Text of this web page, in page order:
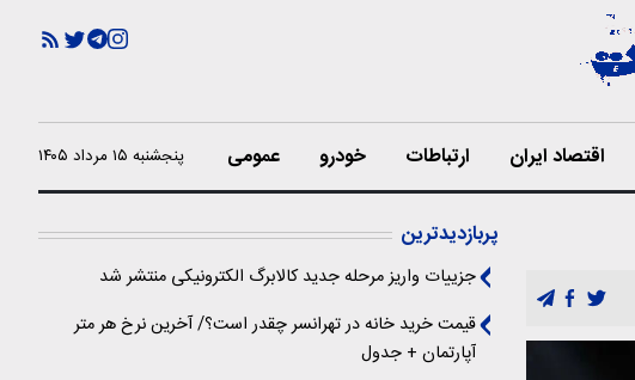
اقتصاد ایران ارتباطات خودرو عمومی پنجشنبه ۱۵ مرداد ۱۴۰۵
پربازدیدترین
جزییات واریز مرحله جدید کالابرگ الکترونیکی منتشر شد
قیمت خرید خانه در تهرانسر چقدر است؟/ آخرین نرخ هر متر
آپارتمان + جدول